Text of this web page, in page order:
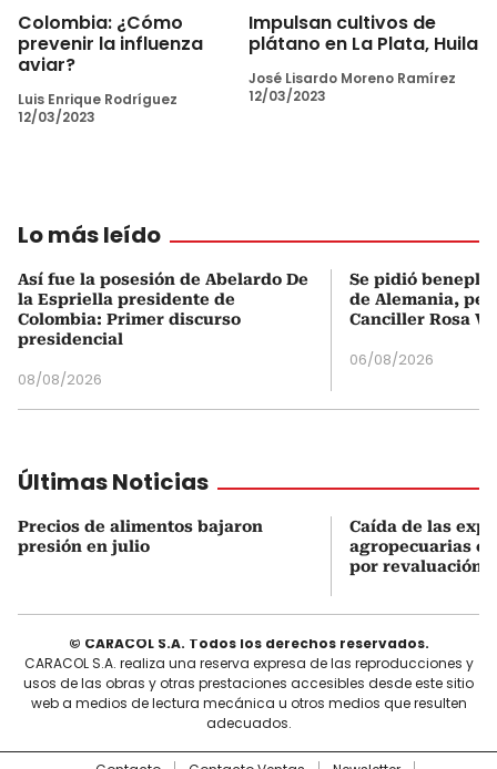
Colombia: ¿Cómo
prevenir la influenza
aviar?
Luis Enrique Rodríguez
12/03/2023
Impulsan cultivos de
plátano en La Plata, Huila
José Lisardo Moreno Ramírez
12/03/2023
Lo más leído
Así fue la posesión de Abelardo De
la Espriella presidente de
Colombia: Primer discurso
presidencial
08/08/2026
Se pidió
de Alemania,
Canciller Rosa
06/08/2026
Últimas Noticias
Precios de alimentos bajaron
presión en julio
Caída de las
agropecuarias
por revaluación
© CARACOL S.A. Todos los derechos reservados.
CARACOL S.A. realiza una reserva expresa de las reproducciones y
usos de las obras y otras prestaciones accesibles desde este sitio
web a medios de lectura mecánica u otros medios que resulten
adecuados.